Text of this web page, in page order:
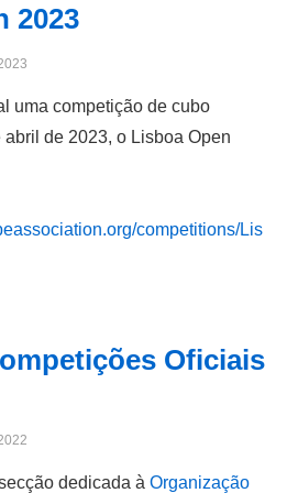
2023
uma competição de cubo
de 2023, o Lisboa Open
competitions/Lis
Oficiais
dedicada à Organização